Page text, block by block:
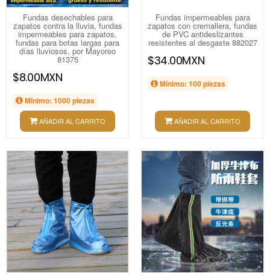
Fundas desechables para
zapatos contra la lluvia, fundas
impermeables para zapatos,
fundas para botas largas para
días lluviosos, por Mayoreo
81375
$8.00MXN
Mínimo: 1000 piezas
AÑADIR AL CARRITO
Fundas impermeables para
zapatos con cremallera, fundas
de PVC antideslizantes
resistentes al desgaste 882027
$34.00MXN
Mínimo: 100 piezas
AÑADIR AL CARRITO